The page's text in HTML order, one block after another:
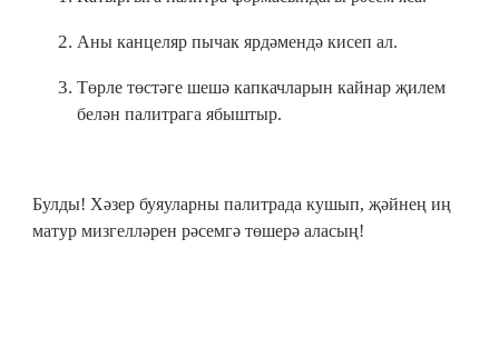
Аны канцеляр пычак ярдәмендә кисеп ал.
Төрле төстәге шешә капкачларын кайнар җилем
белән палитрага ябыштыр.
Булды! Хәзер буяуларны палитрада кушып, җәйнең иң
матур мизгелләрен рәсемгә төшерә аласың!